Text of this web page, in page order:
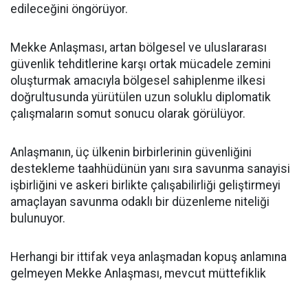
edileceğini öngörüyor.
Mekke Anlaşması, artan bölgesel ve uluslararası
güvenlik tehditlerine karşı ortak mücadele zemini
oluşturmak amacıyla bölgesel sahiplenme ilkesi
doğrultusunda yürütülen uzun soluklu diplomatik
çalışmaların somut sonucu olarak görülüyor.
Anlaşmanın, üç ülkenin birbirlerinin güvenliğini
destekleme taahhüdünün yanı sıra savunma sanayisi
işbirliğini ve askeri birlikte çalışabilirliği geliştirmeyi
amaçlayan savunma odaklı bir düzenleme niteliği
bulunuyor.
Herhangi bir ittifak veya anlaşmadan kopuş anlamına
gelmeyen Mekke Anlaşması, mevcut müttefiklik